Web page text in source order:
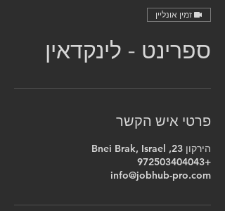
זמין אונליין
ספרינט - לינקדאין
פרטי איש הקשר
הירקון 23, Bnei Brak, Israel
+972503404043
info@jobhub-pro.com